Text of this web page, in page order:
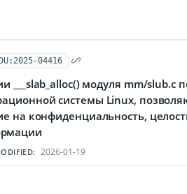
04416
___slab_alloc() модуля mm/slub.c
системы Linux,
на конфиденциальность,
2026-01-19